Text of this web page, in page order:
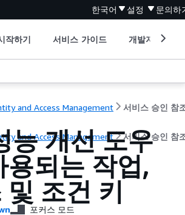
한국어 설정 문의하
작하기 서비스 가이드 개발자 도구
and Access Management 서비스 승인 참
and Access Management 서비스 승인 참
능 개선 도우
용되는 작업,
및 조건 키
포커스 모드